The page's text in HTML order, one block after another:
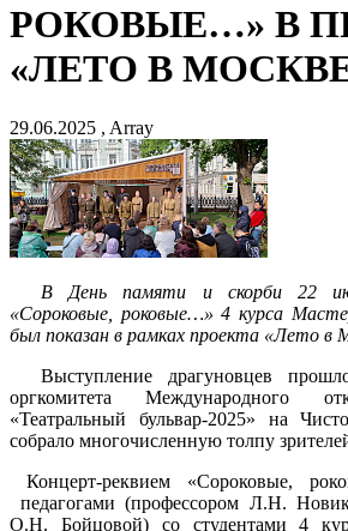
РОКОВЫЕ…» В
«ЛЕТО В
29.06.2025 , Array
В День памяти и скорби 22
«Сороковые, роковые…» 4 курса
был показан в рамках проекта «Лето в
Выступление драгуновцев
оргкомитета Международного
«Театральный бульвар-2025» на
собрало многочисленную толпу
Концерт-реквием «Сороковые,
педагогами (профессором Л.Н.
О.Н. Бойцовой) со студентами 4